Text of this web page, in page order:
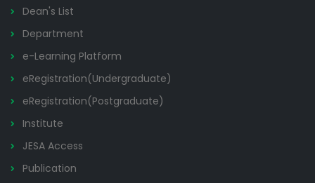
Dean's List
Department
e-Learning Platform
eRegistration(Undergraduate)
eRegistration(Postgraduate)
Institute
JESA Access
Publication